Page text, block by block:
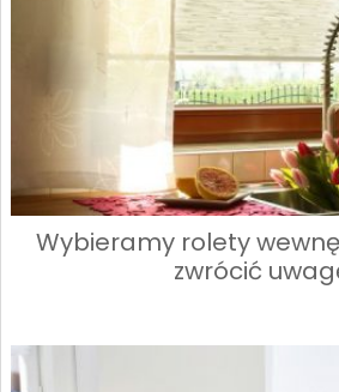
Wybieramy rolety
zwrócić